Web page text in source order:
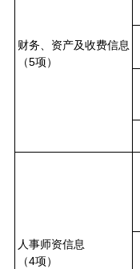
财务、资产及收费信息
（5项）
人事师资信息
（4项）